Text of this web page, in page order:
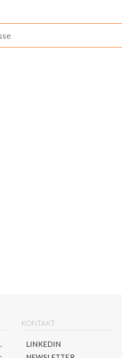
KONTAKT
LINKEDIN